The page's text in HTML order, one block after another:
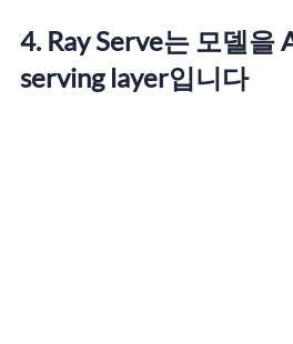
4. Ray Serve는 모델을
serving layer입니다